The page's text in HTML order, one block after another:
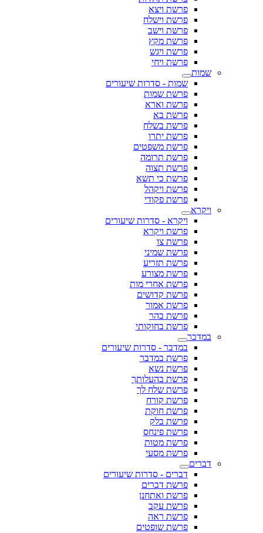
פרשת ויצא
פרשת וישלח
פרשת וישב
פרשת מקץ
פרשת ויגש
פרשת ויחי
שמות
שמות - סדרות שיעורים
פרשת שמות
פרשת וארא
פרשת בא
פרשת בשלח
פרשת יתרו
פרשת משפטים
פרשת תרומה
פרשת תצוה
פרשת כי תשא
פרשת ויקהל
פרשת פקודי
ויקרא
ויקרא - סדרות שיעורים
פרשת ויקרא
פרשת צו
פרשת שמיני
פרשת תזריע
פרשת מצורע
פרשת אחרי מות
פרשת קדושים
פרשת אמור
פרשת בהר
פרשת בחוקותי
במדבר
במדבר - סדרות שיעורים
פרשת במדבר
פרשת נשא
פרשת בהעלותך
פרשת שלח לך
פרשת קורח
פרשת חוקת
פרשת בלק
פרשת פינחס
פרשת מטות
פרשת מסעי
דברים
דברים - סדרות שיעורים
פרשת דברים
פרשת ואתחנן
פרשת עקב
פרשת ראה
פרשת שופטים